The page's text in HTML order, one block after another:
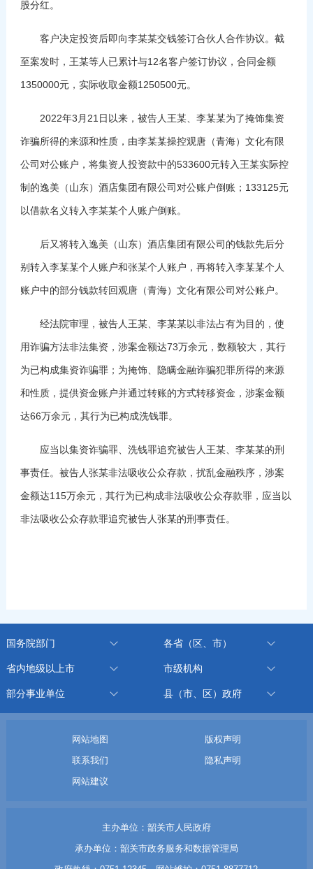
股分红。
客户决定投资后即向李某某交钱签订合伙人合作协议。截
至案发时，王某等人已累计与12名客户签订协议，合同金额
1350000元，实际收取金额1250500元。
2022年3月21日以来，被告人王某、李某某为了掩饰集资
诈骗所得的来源和性质，由李某某操控观唐（青海）文化有限
公司对公账户，将集资人投资款中的533600元转入王某实际控
制的逸美（山东）酒店集团有限公司对公账户倒账；133125元
以借款名义转入李某某个人账户倒账。
后又将转入逸美（山东）酒店集团有限公司的钱款先后分
别转入李某某个人账户和张某个人账户，再将转入李某某个人
账户中的部分钱款转回观唐（青海）文化有限公司对公账户。
经法院审理，被告人王某、李某某以非法占有为目的，使
用诈骗方法非法集资，涉案金额达73万余元，数额较大，其行
为已构成集资诈骗罪；为掩饰、隐瞒金融诈骗犯罪所得的来源
和性质，提供资金账户并通过转账的方式转移资金，涉案金额
达66万余元，其行为已构成洗钱罪。
应当以集资诈骗罪、洗钱罪追究被告人王某、李某某的刑
事责任。被告人张某非法吸收公众存款，扰乱金融秩序，涉案
金额达115万余元，其行为已构成非法吸收公众存款罪，应当以
非法吸收公众存款罪追究被告人张某的刑事责任。
国务院部门 各省（区、市）
省内地级以上市 市级机构
部分事业单位 县（市、区）政府
网站地图
版权声明
联系我们
隐私声明
网站建议
主办单位：韶关市人民政府
承办单位：韶关市政务服务和数据管理局